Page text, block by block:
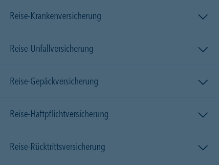
Reise-Krankenversicherung
Reise-Unfallversicherung
Reise-Gepäckversicherung
Reise-Haftpflichtversicherung
Reise-Rücktrittsversicherung